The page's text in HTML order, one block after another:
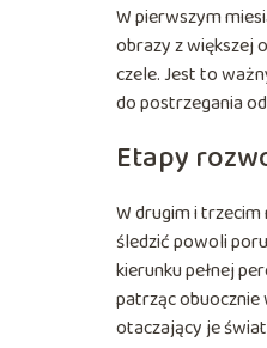
W pierwszym
obrazy z większej
czele. Jest to
do postrzegania
Etapy
W drugim i
śledzić powoli
kierunku pełnej
patrząc obuocznie
otaczający je